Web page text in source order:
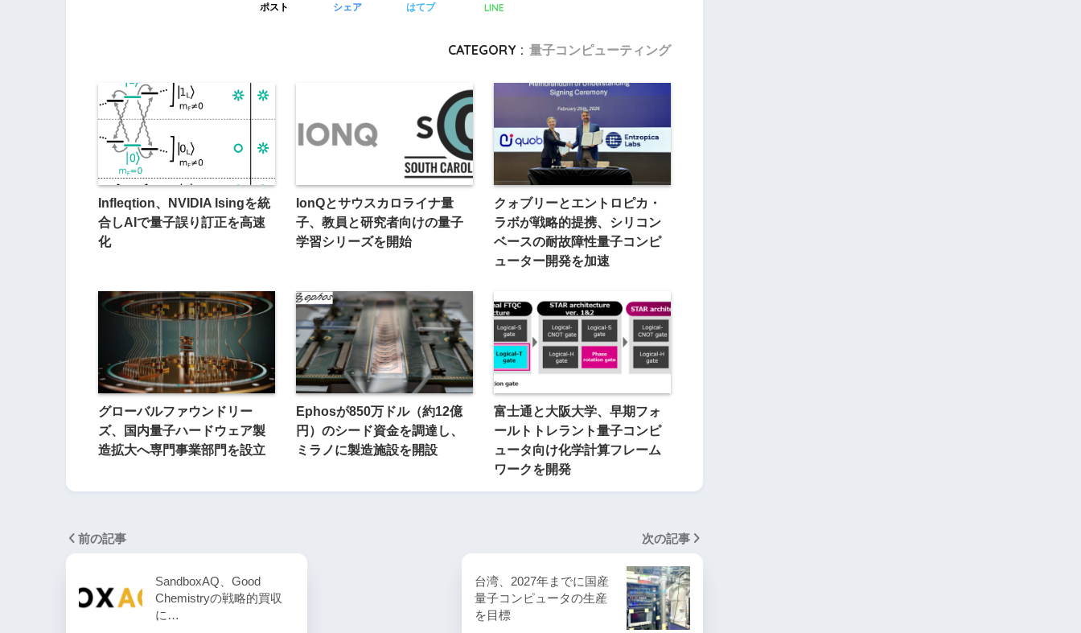
ポスト シェア はてブ LINE
CATEGORY : 量子コンピューティング
Infleqtion、NVIDIA Isingを統
合しAIで量子誤り訂正を高速
化
IonQとサウスカロライナ量
子、教員と研究者向けの量子
学習シリーズを開始
クォブリーとエントロピカ・
ラボが戦略的提携、シリコン
ベースの耐故障性量子コンピ
ューター開発を加速
グローバルファウンドリー
ズ、国内量子ハードウェア製
造拡大へ専門事業部門を設立
Ephosが850万ドル（約12億
円）のシード資金を調達し、
ミラノに製造施設を開設
富士通と大阪大学、早期フォ
ールトトレラント量子コンピ
ュータ向け化学計算フレーム
ワークを開発
前の記事
SandboxAQ、Good
Chemistryの戦略的買収
に…
次の記事
台湾、2027年までに国産
量子コンピュータの生産
を目標